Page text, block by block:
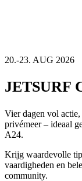
20.-23. AUG 2026
JETSURF
Vier dagen vol
privémeer – ideaal
A24.
Krijg waardevolle
vaardigheden en
community.